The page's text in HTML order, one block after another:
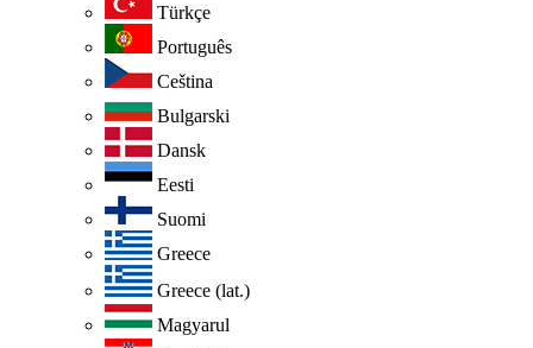
Türkçe
Português
Ceština
Bulgarski
Dansk
Eesti
Suomi
Greece
Greece (lat.)
Magyarul